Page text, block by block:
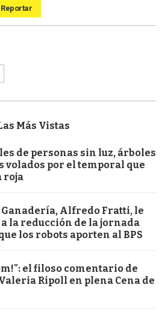
Reportar
Más Vistas
de personas sin luz, árboles
volados por el temporal que
roja
Alfredo Fratti, le
la reducción de la jornada
los robots aporten al BPS
el filoso comentario de
Ripoll en plena Cena de